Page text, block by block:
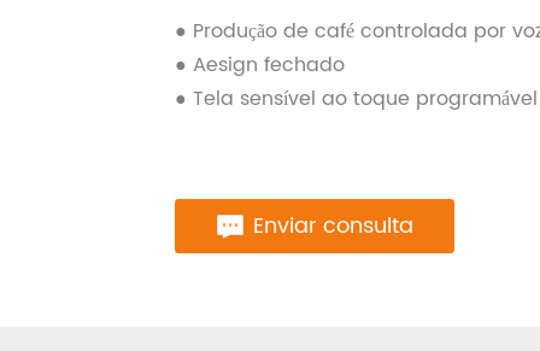
● Produção de café controlada por
● Aesign fechado
● Tela sensível ao toque programável
Enviar consulta